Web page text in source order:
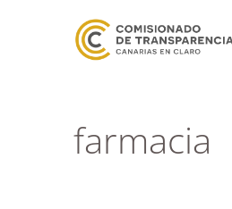
farmacia